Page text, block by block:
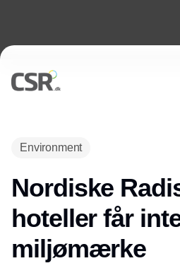
Environment
Nordiske
hoteller får
miljømærke